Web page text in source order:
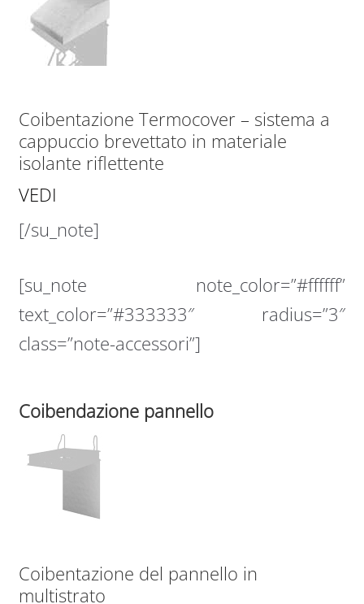
Coibentazione Termocover – sistema a
cappuccio brevettato in materiale
isolante riflettente
VEDI
[/su_note]
[su_note note_color=”#ffffff”
text_color=”#333333″ radius=”3″
class=”note-accessori”]
Coibendazione pannello
Coibentazione del pannello in
multistrato